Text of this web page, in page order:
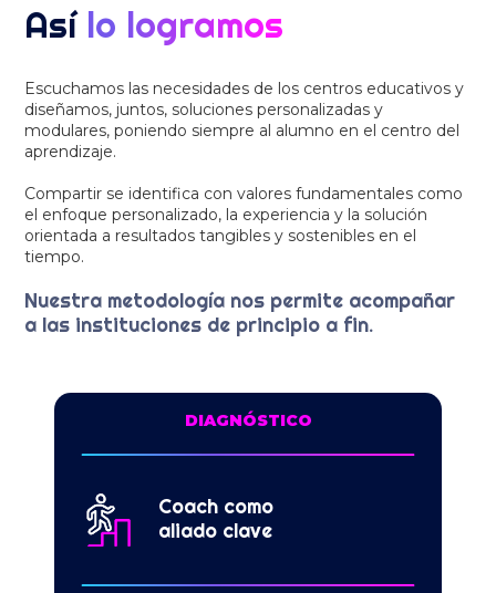
Así lo logramos
Escuchamos las necesidades de los centros educativos y
diseñamos, juntos, soluciones personalizadas y
modulares, poniendo siempre al alumno en el centro del
aprendizaje.
Compartir se identifica con valores fundamentales como
el enfoque personalizado, la experiencia y la solución
orientada a resultados tangibles y sostenibles en el
tiempo.
Nuestra metodología nos permite acompañar
a las instituciones de principio a fin.
DIAGNÓSTICO
Coach como
aliado clave